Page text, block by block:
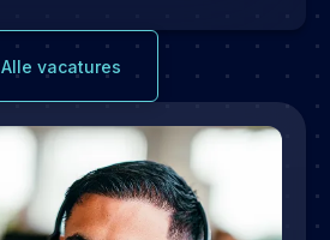
Alle vacatures